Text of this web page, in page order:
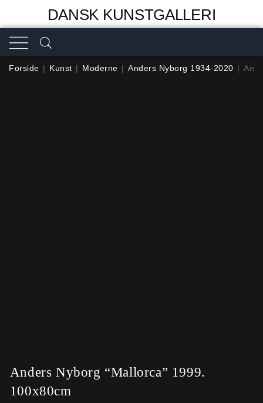
DANSK KUNSTGALLERI
Forside | Kunst | Moderne | Anders Nyborg 1934-2020 |
Anders Nyborg “Mallorca” 1999.
100x80cm